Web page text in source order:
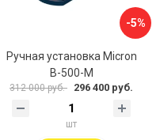
-5%
Ручная установка Micron
В-500-M
312 000 руб. 296 400 руб.
шт